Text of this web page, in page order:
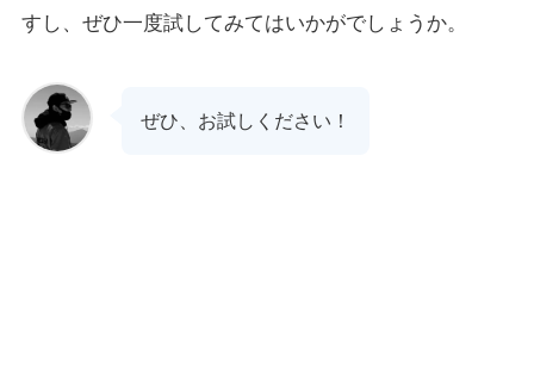
すし、ぜひ一度試してみてはいかがでしょうか。
ぜひ、お試しください！